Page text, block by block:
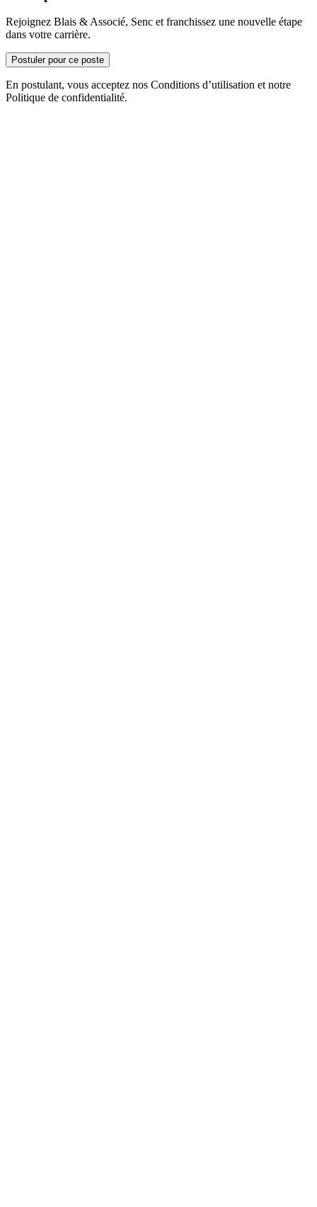
Rejoignez Blais & Associé, Senc et franchissez une nouvelle étape
dans votre carrière.
Postuler pour ce poste
En postulant, vous acceptez nos Conditions d’utilisation et notre
Politique de confidentialité.